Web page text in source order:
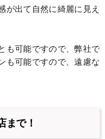
が出て自然に綺麗に見え
も可能ですので、弊社で
も可能ですので、遠慮な
まで！